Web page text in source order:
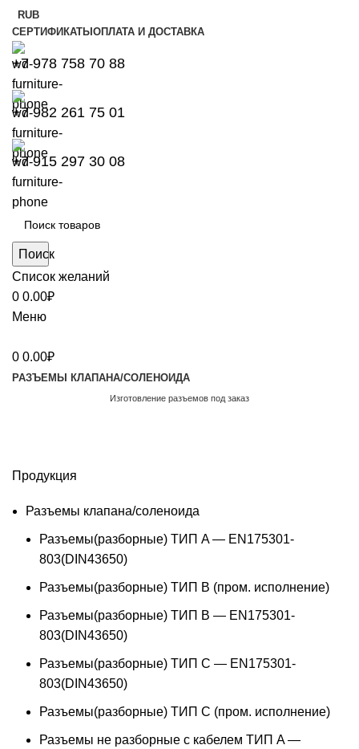
RUB
СЕРТИФИКАТЫОПЛАТА И ДОСТАВКА
+7 978 758 70 88
+7 982 261 75 01
+7 915 297 30 08
Поиск
Список желаний
0 0.00₽
Меню
0 0.00₽
РАЗЪЕМЫ КЛАПАНА/СОЛЕНОИДА
Изготовление разъемов под заказ
Продукция
Разъемы клапана/соленоида
Разъемы(разборные) ТИП A — EN175301-
803(DIN43650)
Разъемы(разборные) ТИП В (пром. исполнение)
Разъемы(разборные) ТИП B — EN175301-
803(DIN43650)
Разъемы(разборные) ТИП C — EN175301-
803(DIN43650)
Разъемы(разборные) ТИП С (пром. исполнение)
Разъемы не разборные с кабелем ТИП A —